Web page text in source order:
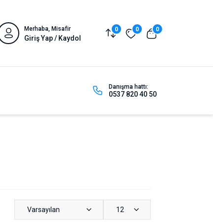
Merhaba, Misafir
Giriş Yap / Kaydol
0 0 0
Danışma hattı:
0537 820 40 50
Varsayılan 12